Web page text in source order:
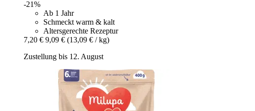
-21%
Ab 1 Jahr
Schmeckt warm & kalt
Altersgerechte Rezeptur
7,20 € 9,09 € (13,09 € / kg)
Zustellung bis 12. August